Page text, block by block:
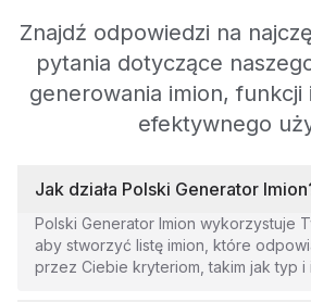
Znajdź odpowiedzi na
pytania dotyczące
generowania imion, funkcji
efektywnego
Jak działa Polski Generator
Polski Generator Imion wykorzystuje
aby stworzyć listę imion, które
przez Ciebie kryteriom, takim jak typ i